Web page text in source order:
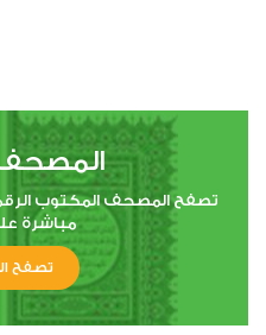
تصفح المصحف المكتوب
مباشرة
تصفح